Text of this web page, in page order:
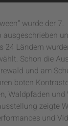
wurde der 7.
ausgeschrieben
24 Ländern
Schon die
und am
boten
Waldpfaden und
zeigte
und